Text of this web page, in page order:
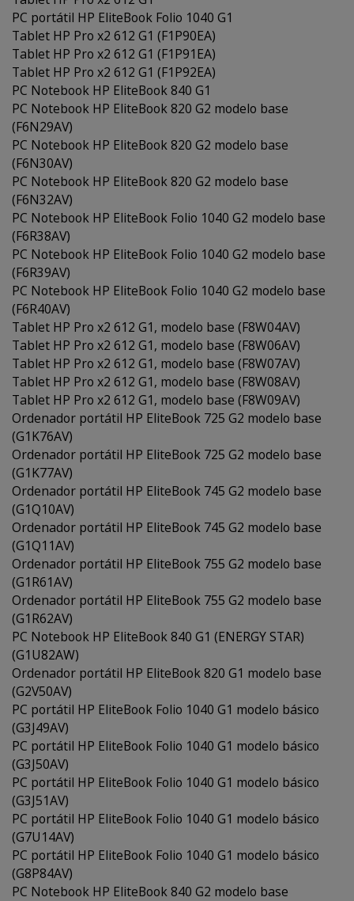
PC portátil HP EliteBook Folio 1040 G1
Tablet HP Pro x2 612 G1 (F1P90EA)
Tablet HP Pro x2 612 G1 (F1P91EA)
Tablet HP Pro x2 612 G1 (F1P92EA)
PC Notebook HP EliteBook 840 G1
PC Notebook HP EliteBook 820 G2 modelo base
(F6N29AV)
PC Notebook HP EliteBook 820 G2 modelo base
(F6N30AV)
PC Notebook HP EliteBook 820 G2 modelo base
(F6N32AV)
PC Notebook HP EliteBook Folio 1040 G2 modelo base
(F6R38AV)
PC Notebook HP EliteBook Folio 1040 G2 modelo base
(F6R39AV)
PC Notebook HP EliteBook Folio 1040 G2 modelo base
(F6R40AV)
Tablet HP Pro x2 612 G1, modelo base (F8W04AV)
Tablet HP Pro x2 612 G1, modelo base (F8W06AV)
Tablet HP Pro x2 612 G1, modelo base (F8W07AV)
Tablet HP Pro x2 612 G1, modelo base (F8W08AV)
Tablet HP Pro x2 612 G1, modelo base (F8W09AV)
Ordenador portátil HP EliteBook 725 G2 modelo base
(G1K76AV)
Ordenador portátil HP EliteBook 725 G2 modelo base
(G1K77AV)
Ordenador portátil HP EliteBook 745 G2 modelo base
(G1Q10AV)
Ordenador portátil HP EliteBook 745 G2 modelo base
(G1Q11AV)
Ordenador portátil HP EliteBook 755 G2 modelo base
(G1R61AV)
Ordenador portátil HP EliteBook 755 G2 modelo base
(G1R62AV)
PC Notebook HP EliteBook 840 G1 (ENERGY STAR)
(G1U82AW)
Ordenador portátil HP EliteBook 820 G1 modelo base
(G2V50AV)
PC portátil HP EliteBook Folio 1040 G1 modelo básico
(G3J49AV)
PC portátil HP EliteBook Folio 1040 G1 modelo básico
(G3J50AV)
PC portátil HP EliteBook Folio 1040 G1 modelo básico
(G3J51AV)
PC portátil HP EliteBook Folio 1040 G1 modelo básico
(G7U14AV)
PC portátil HP EliteBook Folio 1040 G1 modelo básico
(G8P84AV)
PC Notebook HP EliteBook 840 G2 modelo base